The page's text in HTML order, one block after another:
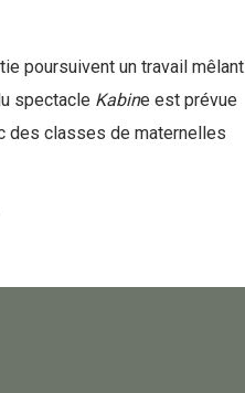
poursuivent un travail mêlant
spectacle Kabine est prévue
des classes de maternelles